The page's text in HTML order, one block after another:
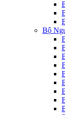
Bộ